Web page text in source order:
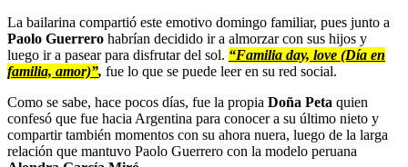
La bailarina compartió este emotivo domingo familiar, pues junto a
Paolo Guerrero habrían decidido ir a almorzar con sus hijos y
luego ir a pasear para disfrutar del sol. “Familia day, love (Día en
familia, amor)”, fue lo que se puede leer en su red social.
Como se sabe, hace pocos días, fue la propia Doña Peta quien
confesó que fue hacia Argentina para conocer a su último nieto y
compartir también momentos con su ahora nuera, luego de la larga
relación que mantuvo Paolo Guerrero con la modelo peruana